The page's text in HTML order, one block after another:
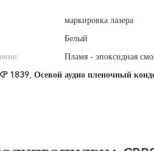
маркировка лазера
Белый
Пламя - эпоксидная
1839, Осевой аудио пленочный